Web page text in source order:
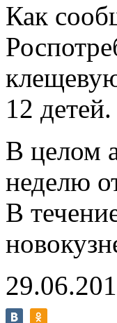
Как
12
В целом
неделю
В